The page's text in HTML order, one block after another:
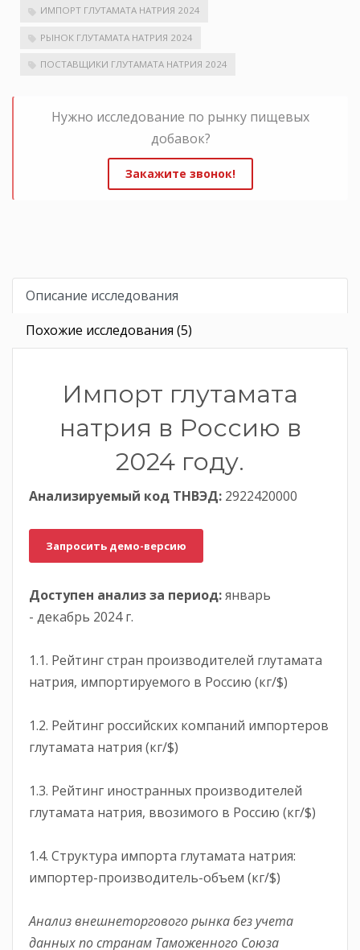
ИМПОРТ ГЛУТАМАТА НАТРИЯ 2024
РЫНОК ГЛУТАМАТА НАТРИЯ 2024
ПОСТАВЩИКИ ГЛУТАМАТА НАТРИЯ 2024
Нужно исследование по рынку пищевых
добавок?
Закажите звонок!
Описание исследования
Похожие исследования (5)
Импорт глутамата
натрия в Россию в
2024 году.
Анализируемый код ТНВЭД: 2922420000
Запросить демо-версию
Доступен анализ за период:январь
- декабрь 2024 г.
1.1. Рейтинг стран производителей глутамата
натрия, импортируемого в Россию (кг/$)
1.2. Рейтинг российских компаний импортеров
глутамата натрия (кг/$)
1.3. Рейтинг иностранных производителей
глутамата натрия, ввозимого в Россию (кг/$)
1.4. Структура импорта глутамата натрия:
импортер-производитель-объем (кг/$)
Анализ внешнеторгового рынка без учета
данных по странам Таможенного Союза